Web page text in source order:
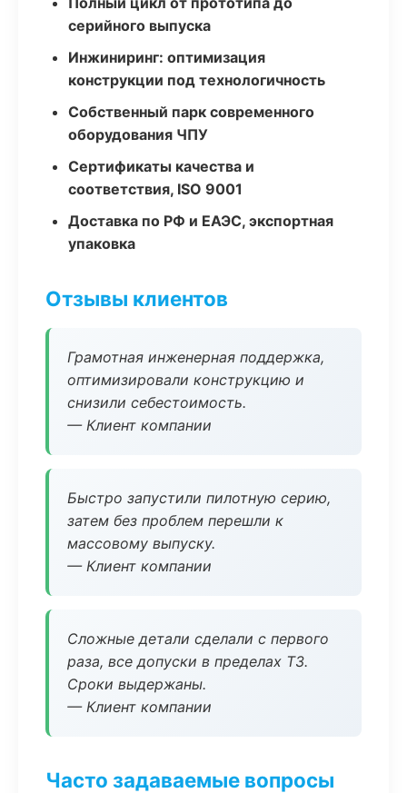
серийного выпуска
Инжиниринг: оптимизация
конструкции под технологичность
Собственный парк современного
оборудования ЧПУ
Сертификаты качества и
соответствия, ISO 9001
Доставка по РФ и ЕАЭС, экспортная
упаковка
Отзывы клиентов
Грамотная инженерная поддержка,
оптимизировали конструкцию и
снизили себестоимость.
— Клиент компании
Быстро запустили пилотную серию,
затем без проблем перешли к
массовому выпуску.
— Клиент компании
Сложные детали сделали с первого
раза, все допуски в пределах ТЗ.
Сроки выдержаны.
— Клиент компании
Часто задаваемые вопросы